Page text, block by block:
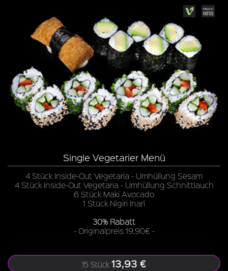
Single Vegetarier Menü
4 Stück Inside-Out Vegetaria - Umhüllung Sesam
4 Stück Inside-Out Vegetaria - Umhüllung Schnittlauch
6 Stück Maki Avocado
1 Stück Nigiri Inari
30% Rabatt
- Originalpreis 19,90€ -
15 Stück 13,93 €